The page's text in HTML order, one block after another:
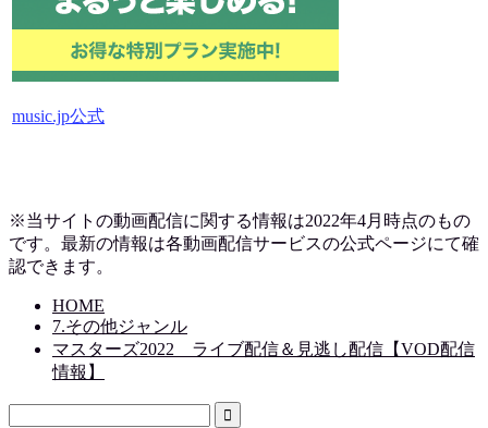
music.jp公式
※当サイトの動画配信に関する情報は2022年4月時点のもの
です。最新の情報は各動画配信サービスの公式ページにて確
認できます。
HOME
7.その他ジャンル
マスターズ2022 ライブ配信＆見逃し配信【VOD配信
情報】